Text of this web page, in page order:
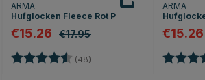
ARMA
Hufglocken Fleece Rot P
€15.26 €17.95
Bewertung: (48) 4.5 von 5 Sternen
ARMA
€15.26